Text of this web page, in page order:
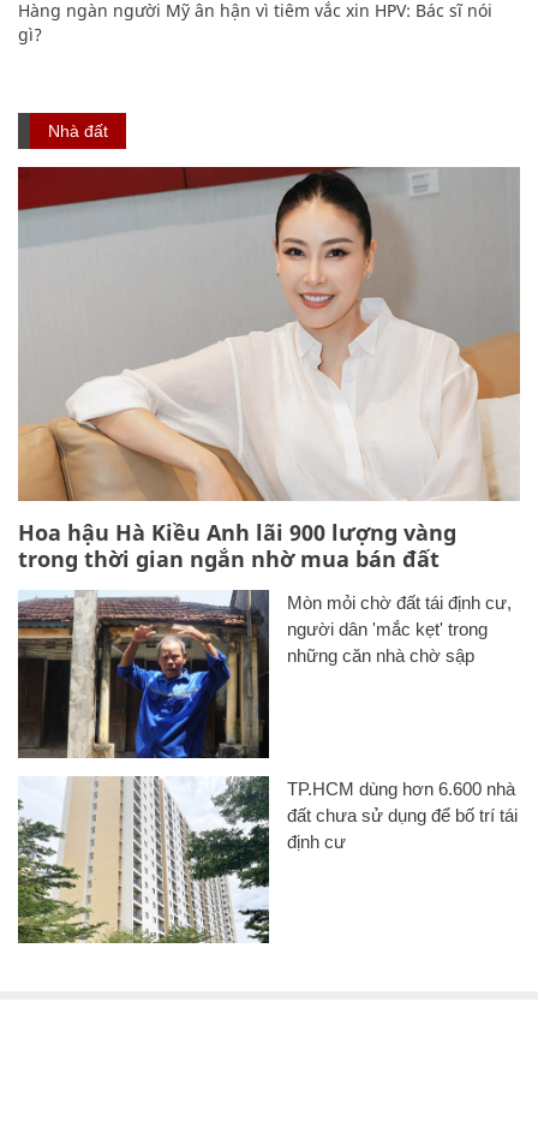
Hàng ngàn người Mỹ ân hận vì tiêm vắc xin HPV: Bác sĩ nói
gì?
Nhà đất
Hoa hậu Hà Kiều Anh lãi 900 lượng vàng
trong thời gian ngắn nhờ mua bán đất
Mòn mỏi chờ đất tái định cư,
người dân 'mắc kẹt' trong
những căn nhà chờ sập
TP.HCM dùng hơn 6.600 nhà
đất chưa sử dụng để bố trí tái
định cư